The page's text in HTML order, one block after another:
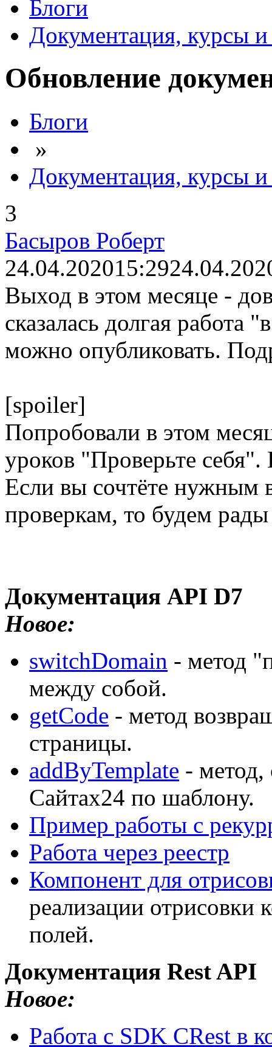
Блоги
Документация, курсы и
Обновление
Блоги
»
Документация, курсы и
3
Басыров Роберт
24.04.202015:29
Выход в этом месяце -
сказалась долгая работа
можно опубликовать.
[spoiler]
Попробовали в этом
уроков "Проверьте
Если вы сочтёте нужным
проверкам, то будем
Документация API D7
Новое:
switchDomain - метод
между собой.
getCode - метод
страницы.
addByTemplate -
Сайтах24 по шаблону.
Пример работы с
Работа через реестр
Компонент для
реализации отрисовки
полей.
Документация Rest API
Новое:
Работа с SDK CRest в